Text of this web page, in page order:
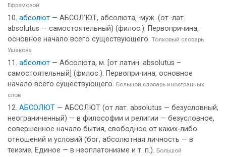
Ефремовой
абсолют — АБСОЛ’ЮТ, абсолюта, ·муж. (от ·лат.
absolutus — самостоятельный) (филос.). Первопричина,
основное начало всего существующего. Толковый словарь
Ушакова
абсолют — Абсолюта, м. [от латин. absolutus –
самостоятельный] (филос.). Первопричина, основное
начало всего существующего. Большой словарь иностранных
слов
АБСОЛЮТ — АБСОЛЮТ (от лат. absolutus — безусловный,
неограниченный) — в философии и религии — безусловное,
совершенное начало бытия, свободное от каких-либо
отношений и условий (бог, абсолютная личность — в
теизме, Единое — в неоплатонизме и т. п.). Большой